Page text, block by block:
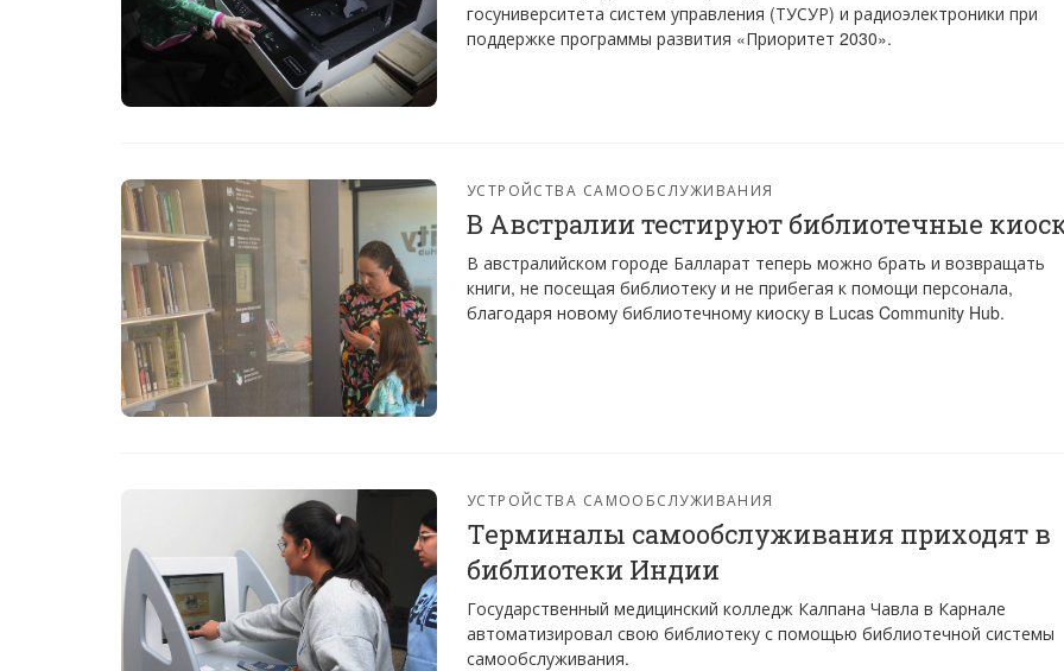
госуниверситета систем управления (ТУСУР) и радиоэлектроники при
поддержке программы развития «Приоритет 2030».
УСТРОЙСТВА САМООБСЛУЖИВАНИЯ
В Австралии тестируют библиотечные
В австралийском городе Балларат теперь можно брать и возвращать
книги, не посещая библиотеку и не прибегая к помощи персонала,
благодаря новому библиотечному киоску в Lucas Community Hub.
УСТРОЙСТВА САМООБСЛУЖИВАНИЯ
Терминалы самообслуживания приходят в
библиотеки Индии
Государственный медицинский колледж Калпана Чавла в Карнале
автоматизировал свою библиотеку с помощью библиотечной системы
самообслуживания.